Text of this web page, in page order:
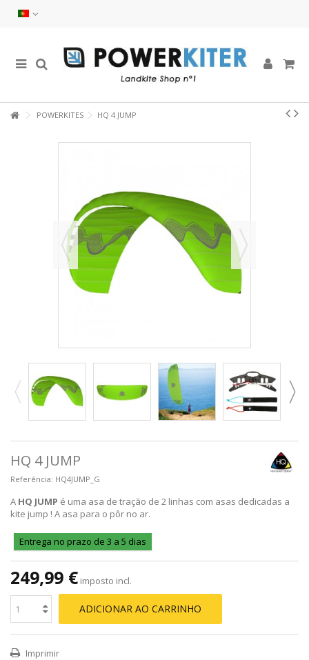
POWERKITES HQ 4 JUMP
HQ 4 JUMP
Referência: HQ4JUMP_G
A HQ JUMP é uma asa de tração de 2 linhas com asas dedicadas a
kite jump ! A asa para o pôr no ar.
Entrega no prazo de 3 a 5 dias
249,99 € imposto incl.
ADICIONAR AO CARRINHO
Imprimir